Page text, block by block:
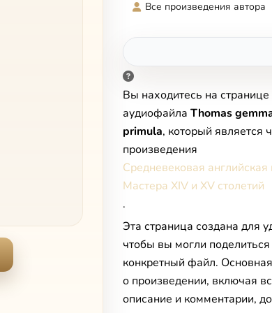
Все произведения автора
Вы находитесь на странице
аудиофайла Thomas
primula, который является
произведения
Средневековая английская
Мастера XIV и XV столетий
.
Эта страница создана для
чтобы вы могли
конкретный файл.
о произведении, включая
описание и комментарии,